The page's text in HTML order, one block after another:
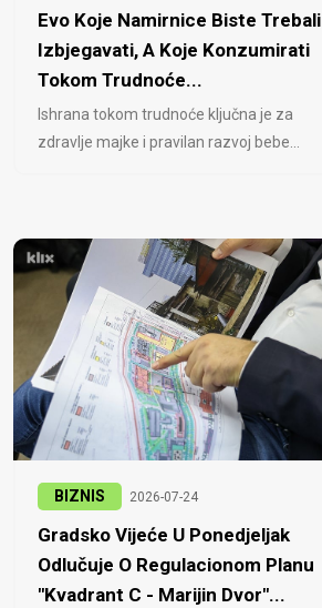
Evo Koje Namirnice Biste Trebali
Izbjegavati, A Koje Konzumirati
Tokom Trudnoće...
Ishrana tokom trudnoće ključna je za
zdravlje majke i pravilan razvoj bebe...
BIZNIS 2026-07-24
Gradsko Vijeće U Ponedjeljak
Odlučuje O Regulacionom Planu
"Kvadrant C - Marijin Dvor"...